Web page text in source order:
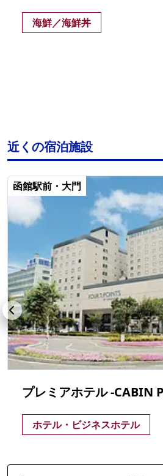
海鮮／海鮮丼
近くの宿泊施設
函館駅前・大門
ホテル・ビジネスホテル